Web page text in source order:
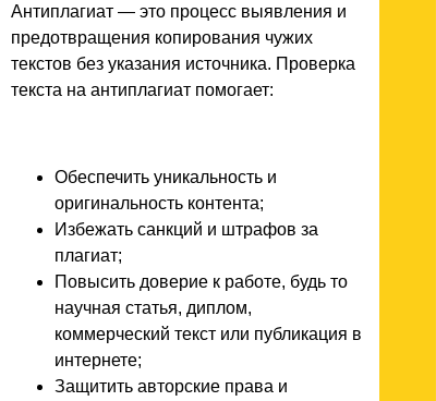
Антиплагиат — это процесс выявления и
предотвращения копирования чужих
текстов без указания источника. Проверка
текста на антиплагиат помогает:
Обеспечить уникальность и
оригинальность контента;
Избежать санкций и штрафов за
плагиат;
Повысить доверие к работе, будь то
научная статья, диплом,
коммерческий текст или публикация в
интернете;
Защитить авторские права и